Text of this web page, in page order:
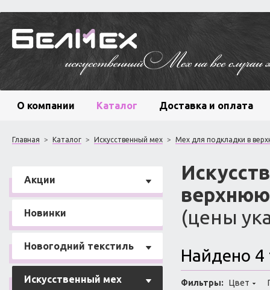
О компании Каталог Доставка и оплата
Главная > Каталог > Искусственный мех > Мех для подкладки в
Акции
Новинки
Новогодний текстиль
Искусственный мех
(цены
Найдено 4
Фильтры: Цвет